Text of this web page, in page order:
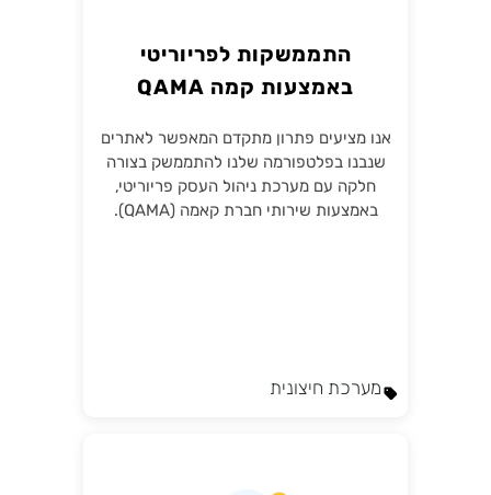
התממשקות לפריוריטי
באמצעות קמה QAMA
אנו מציעים פתרון מתקדם המאפשר לאתרים
שנבנו בפלטפורמה שלנו להתממשק בצורה
חלקה עם מערכת ניהול העסק פריוריטי,
באמצעות שירותי חברת קאמה (QAMA).
מערכת חיצונית